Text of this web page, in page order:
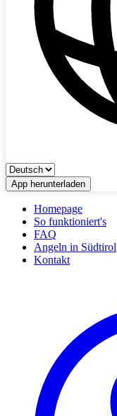
App herunterladen
Homepage
So funktioniert's
FAQ
Angeln in Südtirol
Kontakt